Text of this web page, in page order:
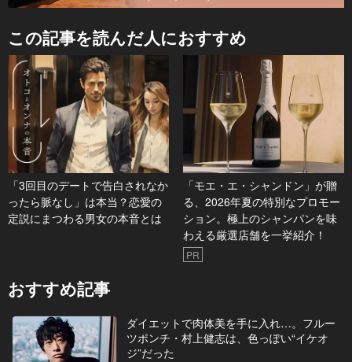
この記事を読んだ人におすすめ
「3回目のデートで告白されなか
ったら脈なし」は本当？恋愛の
定説にまつわる男女の本音とは
「モエ・エ・シャンドン」が贈
る、2026年夏の特別なプロモー
ション。極上のシャンパンを味
わえる厳選店舗を一挙紹介！
PR
おすすめ記事
ダイエットで肉体美を手に入れ…。フルー
ツポンチ・村上健志は、色っぽい“イケオ
ジ”だった